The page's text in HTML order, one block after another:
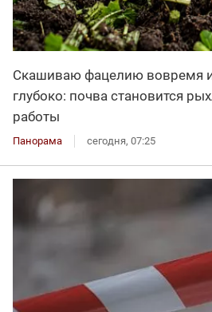
Скашиваю фацелию вовремя
глубоко: почва становится
работы
Панорама сегодня, 07:25